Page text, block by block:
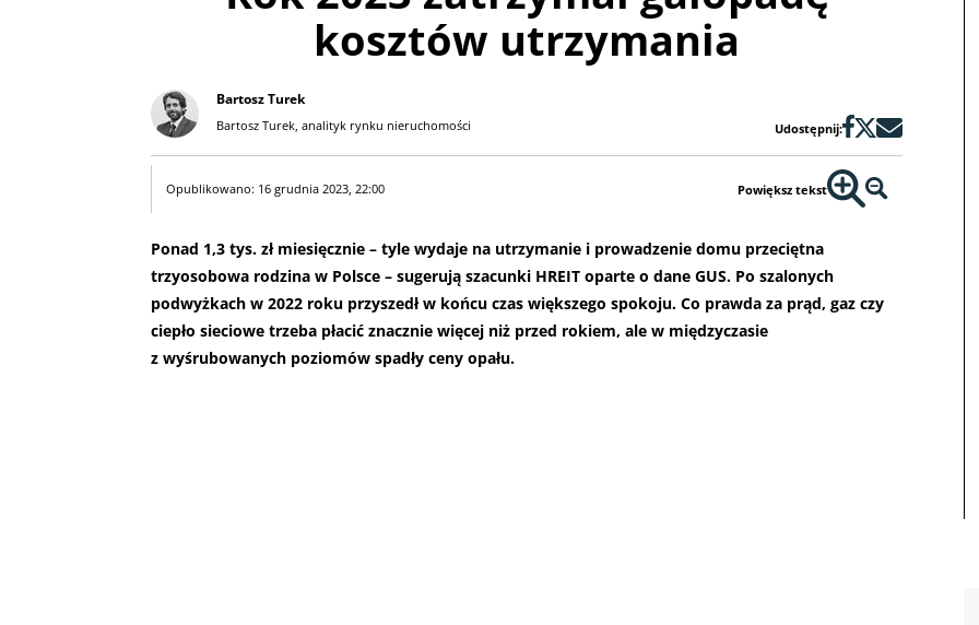
kosztów utrzymania
Bartosz Turek
Bartosz Turek, analityk rynku nieruchomości Udostępnij:
Opublikowano: 16 grudnia 2023, 22:00 Powiększ tekst
Ponad 1,3 tys. zł miesięcznie – tyle wydaje na utrzymanie i prowadzenie domu przeciętna
trzyosobowa rodzina w Polsce – sugerują szacunki HREIT oparte o dane GUS. Po szalonych
podwyżkach w 2022 roku przyszedł w końcu czas większego spokoju. Co prawda za prąd, gaz czy
ciepło sieciowe trzeba płacić znacznie więcej niż przed rokiem, ale w międzyczasie
z wyśrubowanych poziomów spadły ceny opału.